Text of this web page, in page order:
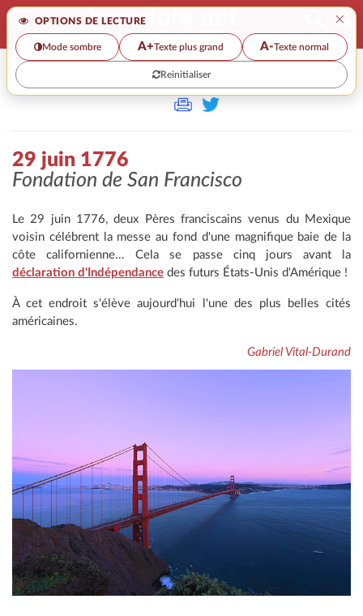
OPTIONS DE LECTURE ×
Mode sombre A+Texte plus grand A-Texte normal
Reinitialiser
>>
29 juin 1776
Fondation de San Francisco
Le 29 juin 1776, deux Pères franciscains venus du Mexique
voisin célébrent la messe au fond d'une magnifique baie de la
côte californienne... Cela se passe cinq jours avant la
déclaration d'Indépendance des futurs États-Unis d'Amérique !
À cet endroit s'élève aujourd'hui l'une des plus belles cités
américaines.
Gabriel Vital-Durand